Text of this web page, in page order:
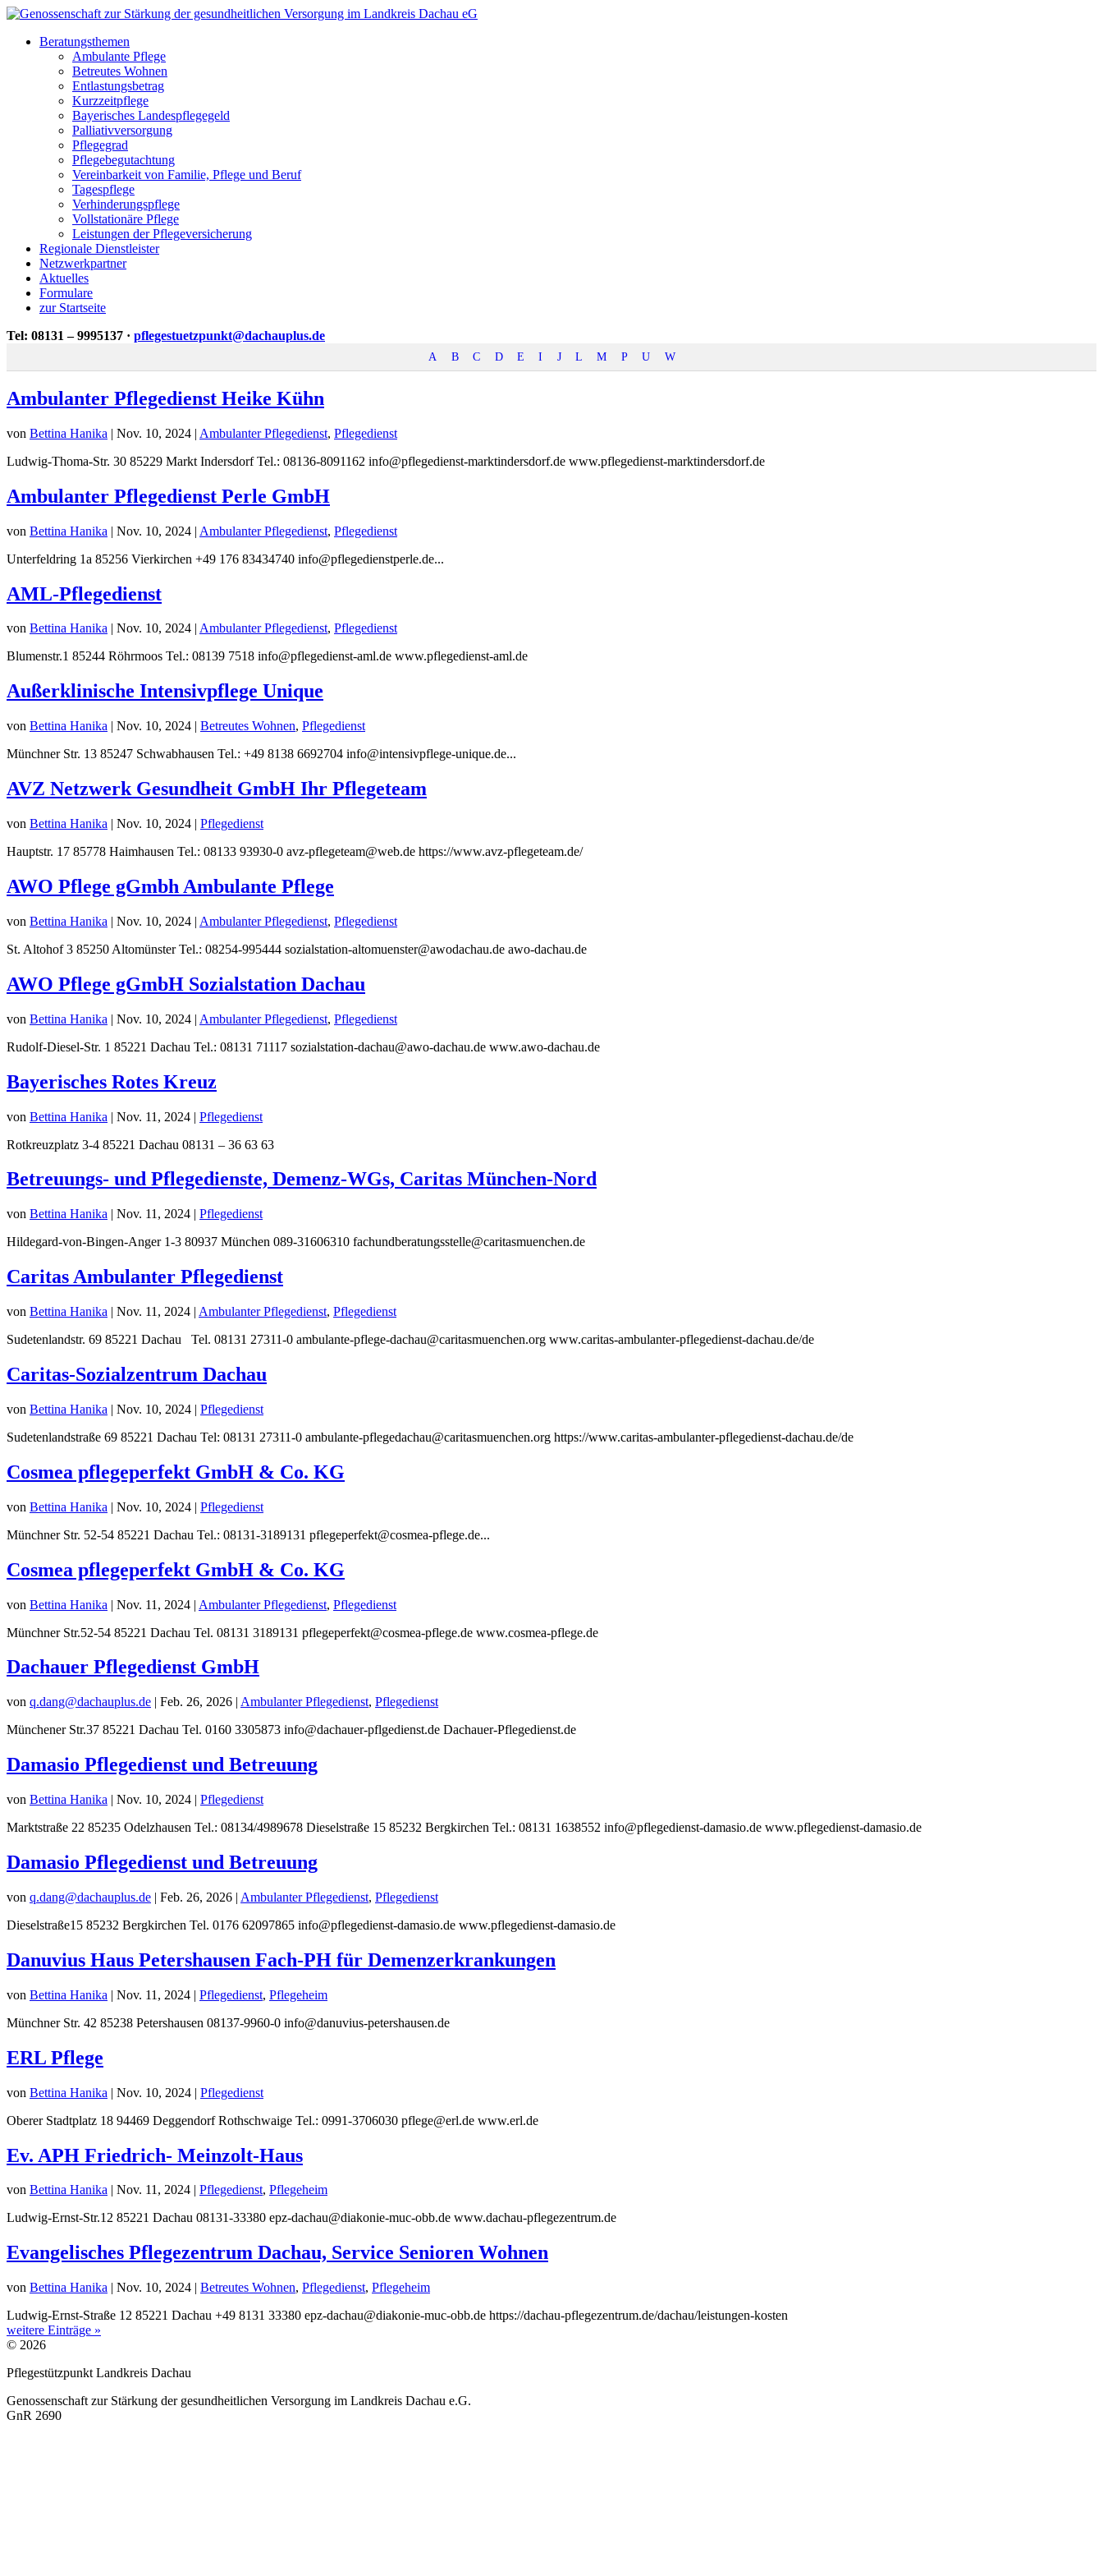
Beratungsthemen
Ambulante Pflege
Betreutes Wohnen
Entlastungsbetrag
Kurzzeitpflege
Bayerisches Landespflegegeld
Palliativversorgung
Pflegegrad
Pflegebegutachtung
Vereinbarkeit von Familie, Pflege und Beruf
Tagespflege
Verhinderungspflege
Vollstationäre Pflege
Leistungen der Pflegeversicherung
Regionale Dienstleister
Netzwerkpartner
Aktuelles
Formulare
zur Startseite
Tel: 08131 – 9995137 · pflegestuetzpunkt@dachauplus.de
A B C D E I J L M P U W
Ambulanter Pflegedienst Heike Kühn
von Bettina Hanika | Nov. 10, 2024 | Ambulanter Pflegedienst, Pflegedienst
Ludwig-Thoma-Str. 30 85229 Markt Indersdorf Tel.: 08136-8091162 info@pflegedienst-marktindersdorf.de www.pflegedienst-marktindersdorf.de
Ambulanter Pflegedienst Perle GmbH
von Bettina Hanika | Nov. 10, 2024 | Ambulanter Pflegedienst, Pflegedienst
Unterfeldring 1a 85256 Vierkirchen +49 176 83434740 info@pflegedienstperle.de...
AML-Pflegedienst
von Bettina Hanika | Nov. 10, 2024 | Ambulanter Pflegedienst, Pflegedienst
Blumenstr.1 85244 Röhrmoos Tel.: 08139 7518 info@pflegedienst-aml.de www.pflegedienst-aml.de
Außerklinische Intensivpflege Unique
von Bettina Hanika | Nov. 10, 2024 | Betreutes Wohnen, Pflegedienst
Münchner Str. 13 85247 Schwabhausen Tel.: +49 8138 6692704 info@intensivpflege-unique.de...
AVZ Netzwerk Gesundheit GmbH Ihr Pflegeteam
von Bettina Hanika | Nov. 10, 2024 | Pflegedienst
Hauptstr. 17 85778 Haimhausen Tel.: 08133 93930-0 avz-pflegeteam@web.de https://www.avz-pflegeteam.de/
AWO Pflege gGmbh Ambulante Pflege
von Bettina Hanika | Nov. 10, 2024 | Ambulanter Pflegedienst, Pflegedienst
St. Altohof 3 85250 Altomünster Tel.: 08254-995444 sozialstation-altomuenster@awodachau.de awo-dachau.de
AWO Pflege gGmbH Sozialstation Dachau
von Bettina Hanika | Nov. 10, 2024 | Ambulanter Pflegedienst, Pflegedienst
Rudolf-Diesel-Str. 1 85221 Dachau Tel.: 08131 71117 sozialstation-dachau@awo-dachau.de www.awo-dachau.de
Bayerisches Rotes Kreuz
von Bettina Hanika | Nov. 11, 2024 | Pflegedienst
Rotkreuzplatz 3-4 85221 Dachau 08131 – 36 63 63
Betreuungs- und Pflegedienste, Demenz-WGs, Caritas München-Nord
von Bettina Hanika | Nov. 11, 2024 | Pflegedienst
Hildegard-von-Bingen-Anger 1-3 80937 München 089-31606310 fachundberatungsstelle@caritasmuenchen.de
Caritas Ambulanter Pflegedienst
von Bettina Hanika | Nov. 11, 2024 | Ambulanter Pflegedienst, Pflegedienst
Sudetenlandstr. 69 85221 Dachau Tel. 08131 27311-0 ambulante-pflege-dachau@caritasmuenchen.org www.caritas-ambulanter-pflegedienst-dachau.de/de
Caritas-Sozialzentrum Dachau
von Bettina Hanika | Nov. 10, 2024 | Pflegedienst
Sudetenlandstraße 69 85221 Dachau Tel: 08131 27311-0 ambulante-pflegedachau@caritasmuenchen.org https://www.caritas-ambulanter-pflegedienst-dachau.de/de
Cosmea pflegeperfekt GmbH & Co. KG
von Bettina Hanika | Nov. 10, 2024 | Pflegedienst
Münchner Str. 52-54 85221 Dachau Tel.: 08131-3189131 pflegeperfekt@cosmea-pflege.de...
Cosmea pflegeperfekt GmbH & Co. KG
von Bettina Hanika | Nov. 11, 2024 | Ambulanter Pflegedienst, Pflegedienst
Münchner Str.52-54 85221 Dachau Tel. 08131 3189131 pflegeperfekt@cosmea-pflege.de www.cosmea-pflege.de
Dachauer Pflegedienst GmbH
von q.dang@dachauplus.de | Feb. 26, 2026 | Ambulanter Pflegedienst, Pflegedienst
Münchener Str.37 85221 Dachau Tel. 0160 3305873 info@dachauer-pflgedienst.de Dachauer-Pflegedienst.de
Damasio Pflegedienst und Betreuung
von Bettina Hanika | Nov. 10, 2024 | Pflegedienst
Marktstraße 22 85235 Odelzhausen Tel.: 08134/4989678 Dieselstraße 15 85232 Bergkirchen Tel.: 08131 1638552 info@pflegedienst-damasio.de www.pflegedienst-damasio.de
Damasio Pflegedienst und Betreuung
von q.dang@dachauplus.de | Feb. 26, 2026 | Ambulanter Pflegedienst, Pflegedienst
Dieselstraße15 85232 Bergkirchen Tel. 0176 62097865 info@pflegedienst-damasio.de www.pflegedienst-damasio.de
Danuvius Haus Petershausen Fach-PH für Demenzerkrankungen
von Bettina Hanika | Nov. 11, 2024 | Pflegedienst, Pflegeheim
Münchner Str. 42 85238 Petershausen 08137-9960-0 info@danuvius-petershausen.de
ERL Pflege
von Bettina Hanika | Nov. 10, 2024 | Pflegedienst
Oberer Stadtplatz 18 94469 Deggendorf Rothschwaige Tel.: 0991-3706030 pflege@erl.de www.erl.de
Ev. APH Friedrich- Meinzolt-Haus
von Bettina Hanika | Nov. 11, 2024 | Pflegedienst, Pflegeheim
Ludwig-Ernst-Str.12 85221 Dachau 08131-33380 epz-dachau@diakonie-muc-obb.de www.dachau-pflegezentrum.de
Evangelisches Pflegezentrum Dachau, Service Senioren Wohnen
von Bettina Hanika | Nov. 10, 2024 | Betreutes Wohnen, Pflegedienst, Pflegeheim
Ludwig-Ernst-Straße 12 85221 Dachau +49 8131 33380 epz-dachau@diakonie-muc-obb.de https://dachau-pflegezentrum.de/dachau/leistungen-kosten
weitere Einträge »
© 2026
Pflegestützpunkt Landkreis Dachau
Genossenschaft zur Stärkung der gesundheitlichen Versorgung im Landkreis Dachau e.G.
GnR 2690